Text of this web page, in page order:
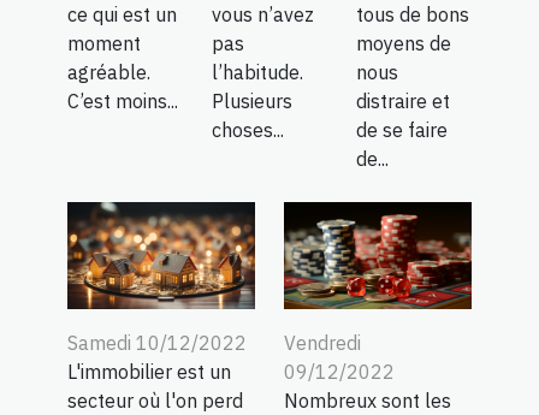
ce qui est un
moment
agréable.
C’est moins...
vous n’avez
pas
l’habitude.
Plusieurs
choses...
tous de bons
moyens de
nous
distraire et
de se faire
de...
Samedi 10/12/2022
L'immobilier est un
secteur où l'on perd
Vendredi
09/12/2022
Nombreux sont les